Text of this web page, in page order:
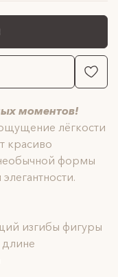
моментов!
лёгкости
красиво
формы
изгибы фигуры
длине